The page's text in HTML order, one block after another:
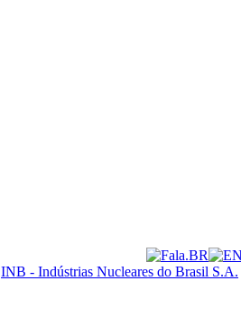
INB - Indústrias Nucleares do Brasil S.A.